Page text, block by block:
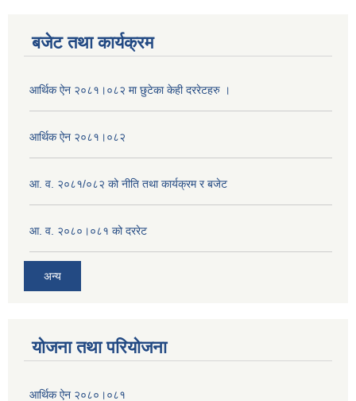
बजेट तथा कार्यक्रम
आर्थिक ऐन २०८१।०८२ मा छुटेका केही दररेटहरु ।
आर्थिक ऐन २०८१।०८२
आ. व. २०८१/०८२ को नीति तथा कार्यक्रम र बजेट
आ. व. २०८०।०८१ को दररेट
अन्य
योजना तथा परियोजना
आर्थिक ऐन २०८०।०८१